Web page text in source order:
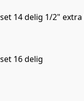
14 delig 1/2" extra
16 delig